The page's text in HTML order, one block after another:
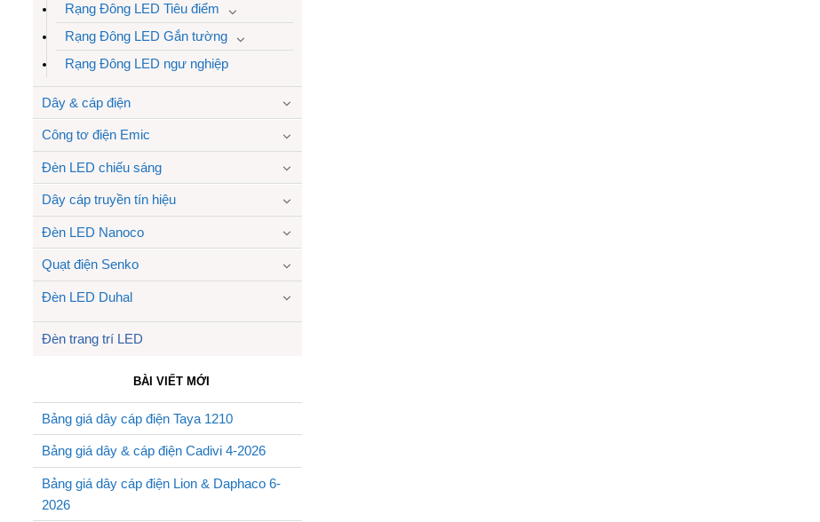
Rạng Đông LED Tiêu điểm
Rạng Đông LED Gắn tường
Rạng Đông LED ngư nghiệp
Dây & cáp điện
Công tơ điện Emic
Đèn LED chiếu sáng
Dây cáp truyền tín hiệu
Đèn LED Nanoco
Quạt điện Senko
Đèn LED Duhal
Đèn trang trí LED
BÀI VIẾT MỚI
Bảng giá dây cáp điện Taya 1210
Bảng giá dây & cáp điện Cadivi 4-2026
Bảng giá dây cáp điện Lion & Daphaco 6-
2026